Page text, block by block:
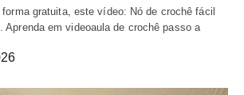
gratuita, este vídeo: Nó de crochê fácil
Aprenda em videoaula de crochê passo a